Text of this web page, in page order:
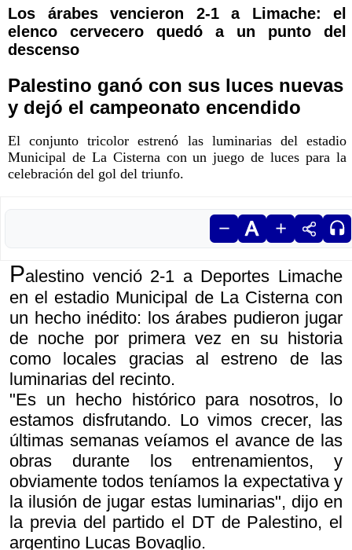
Los árabes vencieron 2-1 a Limache: el
elenco cervecero quedó a un punto del
descenso
Palestino ganó con sus luces nuevas
y dejó el campeonato encendido
El conjunto tricolor estrenó las luminarias del estadio
Municipal de La Cisterna con un juego de luces para la
celebración del gol del triunfo.
Palestino venció 2-1 a Deportes Limache
en el estadio Municipal de La Cisterna con
un hecho inédito: los árabes pudieron jugar
de noche por primera vez en su historia
como locales gracias al estreno de las
luminarias del recinto.
"Es un hecho histórico para nosotros, lo
estamos disfrutando. Lo vimos crecer, las
últimas semanas veíamos el avance de las
obras durante los entrenamientos, y
obviamente todos teníamos la expectativa y
la ilusión de jugar estas luminarias", dijo en
la previa del partido el DT de Palestino, el
argentino Lucas Bovaglio.